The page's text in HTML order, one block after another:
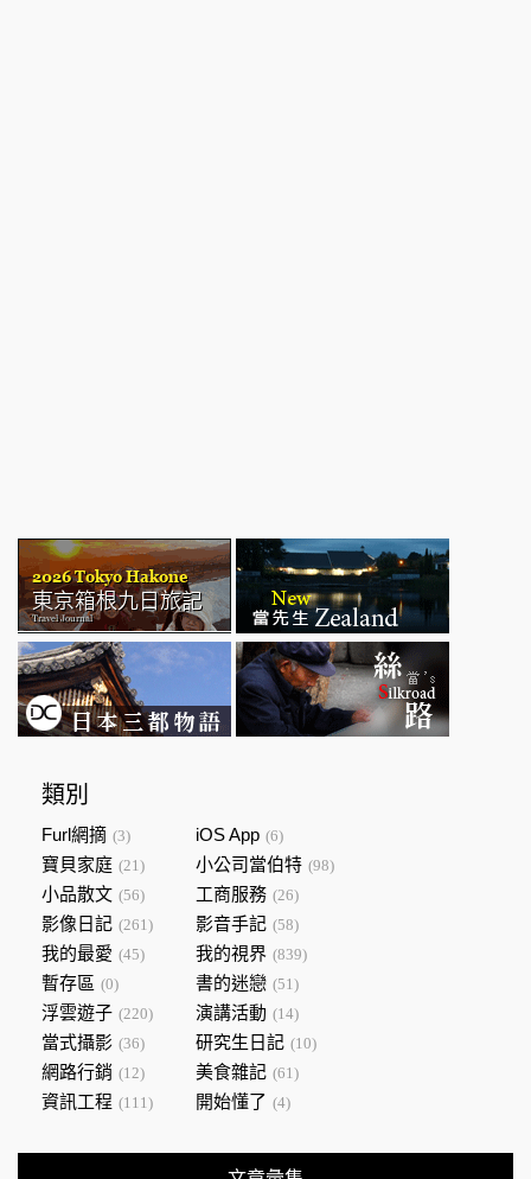
類別
Furl網摘 (3) iOS App (6)
寶貝家庭 (21) 小公司當伯特 (98)
小品散文 (56) 工商服務 (26)
影像日記 (261) 影音手記 (58)
我的最愛 (45) 我的視界 (839)
暫存區 (0) 書的迷戀 (51)
浮雲遊子 (220) 演講活動 (14)
當式攝影 (36) 研究生日記 (10)
網路行銷 (12) 美食雜記 (61)
資訊工程 (111) 開始懂了 (4)